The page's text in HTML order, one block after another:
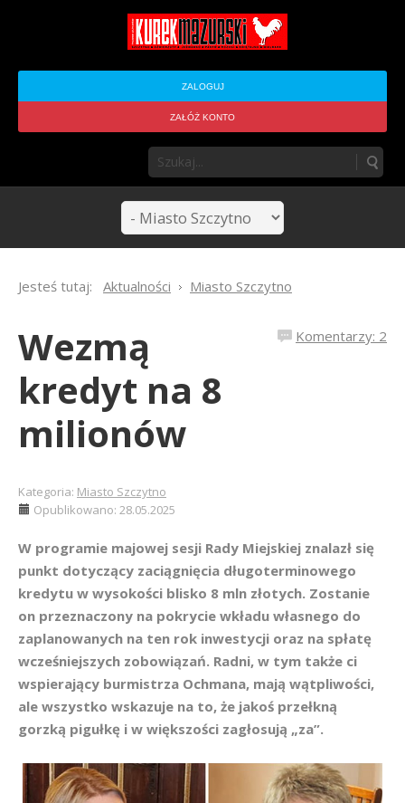
ZALOGUJ
ZAŁÓŻ KONTO
Jesteś tutaj: Aktualności Miasto Szczytno
Komentarzy: 2
Wezmą
kredyt na 8
milionów
Kategoria: Miasto Szczytno
Opublikowano: 28.05.2025
W programie majowej sesji Rady Miejskiej znalazł się
punkt dotyczący zaciągnięcia długoterminowego
kredytu w wysokości blisko 8 mln złotych. Zostanie
on przeznaczony na pokrycie wkładu własnego do
zaplanowanych na ten rok inwestycji oraz na spłatę
wcześniejszych zobowiązań. Radni, w tym także ci
wspierający burmistrza Ochmana, mają wątpliwości,
ale wszystko wskazuje na to, że jakoś przełkną
gorzką pigułkę i w większości zagłosują „za”.